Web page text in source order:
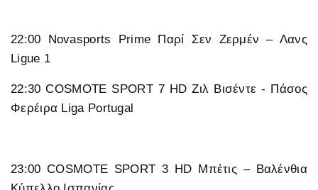
22:00 Novasports Prime Παρί Σεν Ζερμέν – Λανς
Ligue 1
22:30 COSMOTE SPORT 7 HD Ζιλ Βισέντε - Πάσος
Φερέιρα Liga Portugal
23:00 COSMOTE SPORT 3 HD Μπέτις – Βαλένθια